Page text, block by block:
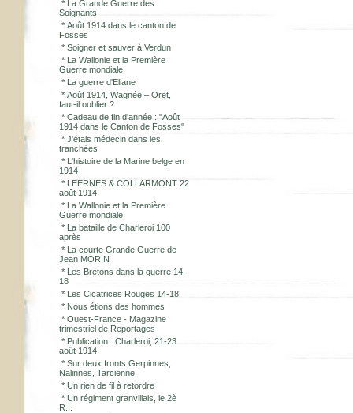
*
La Grande Guerre des
Soignants
* Août 1914 dans le canton de
Fosses
* Soigner et sauver à Verdun
* La Wallonie et la Première
Guerre mondiale
* La guerre d'Eliane
* Août 1914, Wagnée – Oret,
faut-il oublier ?
* Cadeau de fin d'année : "Août
1914 dans le Canton de Fosses"
* J'étais médecin dans les
tranchées
* L'histoire de la Marine belge en
1914
* LEERNES & COLLARMONT 22
août 1914
* La Wallonie et la Première
Guerre mondiale
* La bataille de Charleroi 100
après
* La courte Grande Guerre de
Jean MORIN
* Les Bretons dans la guerre 14-
18
* Les Cicatrices Rouges 14-18
* Nous étions des hommes
* Ouest-France - Magazine
trimestriel de Reportages
* Publication : Charleroi, 21-23
août 1914
* Sur deux fronts Gerpinnes,
Nalinnes, Tarcienne
* Un rien de fil à retordre
* Un régiment granvillais, le 2è
R.I.